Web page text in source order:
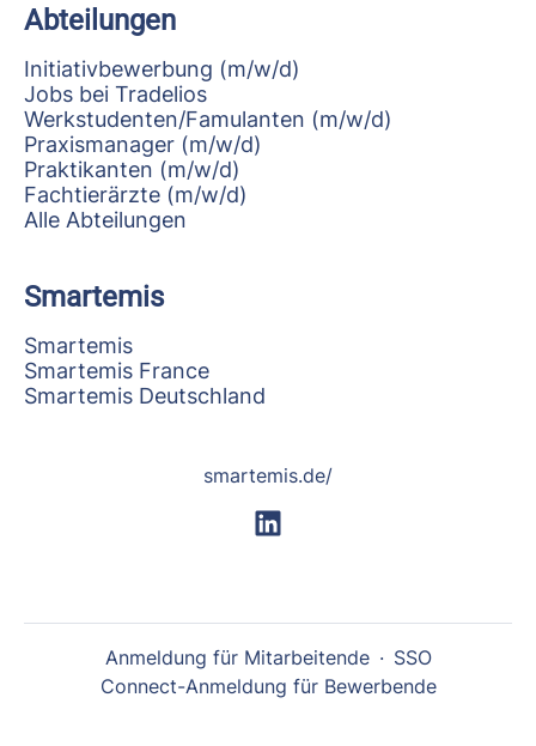
Abteilungen
Initiativbewerbung (m/w/d)
Jobs bei Tradelios
Werkstudenten/Famulanten (m/w/d)
Praxismanager (m/w/d)
Praktikanten (m/w/d)
Fachtierärzte (m/w/d)
Alle Abteilungen
Smartemis
Smartemis
Smartemis France
Smartemis Deutschland
smartemis.de/
Anmeldung für Mitarbeitende · SSO
Connect-Anmeldung für Bewerbende